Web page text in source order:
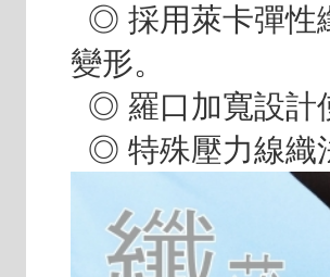
◎ 採用萊卡彈性
變形。
◎ 羅口加寬設計
◎ 特殊壓力線織